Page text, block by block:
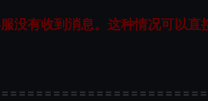
没有收到消息。这种情况可以直